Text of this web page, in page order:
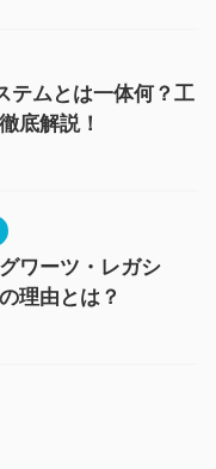
テムとは一体何？工
底解説！
ワーツ・レガシ
理由とは？